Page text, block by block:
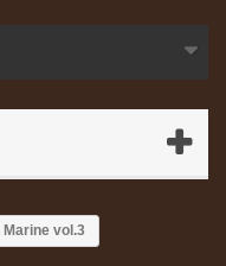
vol.3